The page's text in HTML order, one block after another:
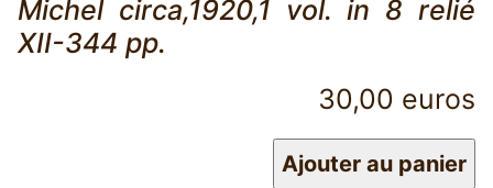
Michel circa,1920,1 vol. in 8 relié
XII-344 pp.
30,00 euros